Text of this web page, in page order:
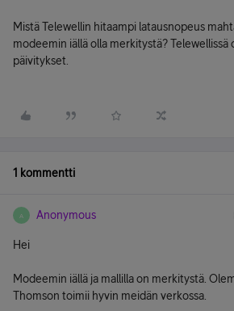
Mistä Telewellin hitaampi latausnopeus
modeemin iällä olla merkitystä? Telewellissä
päivitykset.
1 kommentti
A Anonymous
Hei
Modeemin iällä ja mallilla on merkitystä.
Thomson toimii hyvin meidän verkossa.